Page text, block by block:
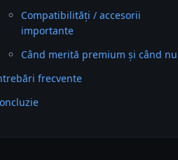
Compatibilități / accesorii
importante
Când merită premium și când nu
frecvente